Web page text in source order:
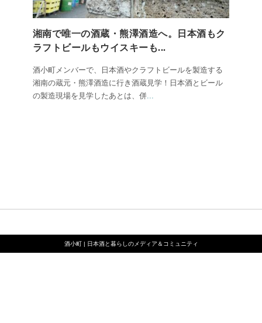
湘南で唯一の酒蔵・熊澤酒造へ。日本酒もク
ラフトビールもウイスキーも...
酒小町メンバーで、日本酒やクラフトビールを製造する
湘南の蔵元・熊澤酒造に行き酒蔵見学！日本酒とビール
の製造現場を見学したあとは、併...
酒小町 | 日本酒と暮らしのメディア＆コミュニティ